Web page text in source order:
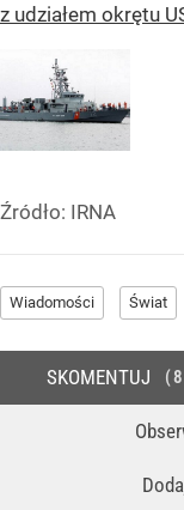
z udziałem okrętu
Źródło: IRNA
Wiadomości Świat
SKOMENTUJ 8